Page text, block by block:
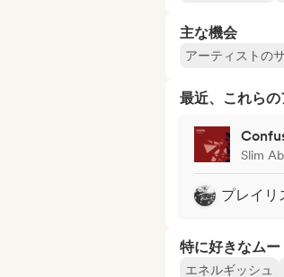
主な機会
アーティストの
最近、これら
Slim
プレイリ
特に好きなムー
エネルギッシュ